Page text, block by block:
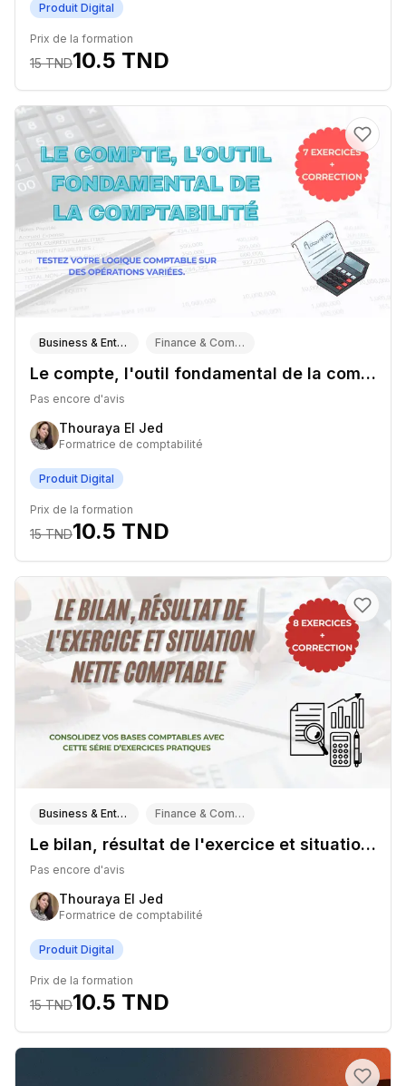
Produit Digital
Prix de la formation
15TND10.5 TND
Business & Entrepreneuriat Finance & Comptabilité
Le compte, l'outil fondamental de la comptabilité
Pas encore d'avis
Thouraya El Jed
Formatrice de comptabilité
Produit Digital
Prix de la formation
15TND10.5 TND
Business & Entrepreneuriat Finance & Comptabilité
Le bilan, résultat de l'exercice et situation nette comptable
Pas encore d'avis
Thouraya El Jed
Formatrice de comptabilité
Produit Digital
Prix de la formation
15TND10.5 TND